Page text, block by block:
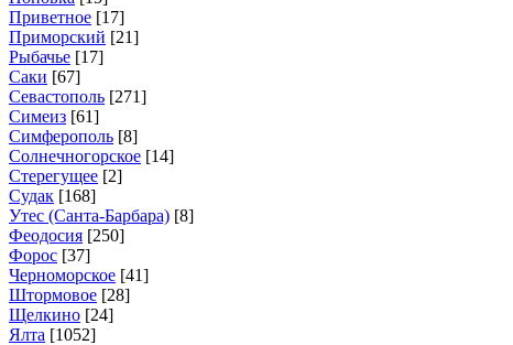
Приветное [17]
Приморский [21]
Рыбачье [17]
Саки [67]
Севастополь [271]
Симеиз [61]
Симферополь [8]
Солнечногорское [14]
Стерегущее [2]
Судак [168]
Утес (Санта-Барбара) [8]
Феодосия [250]
Форос [37]
Черноморское [41]
Штормовое [28]
Щелкино [24]
Ялта [1052]